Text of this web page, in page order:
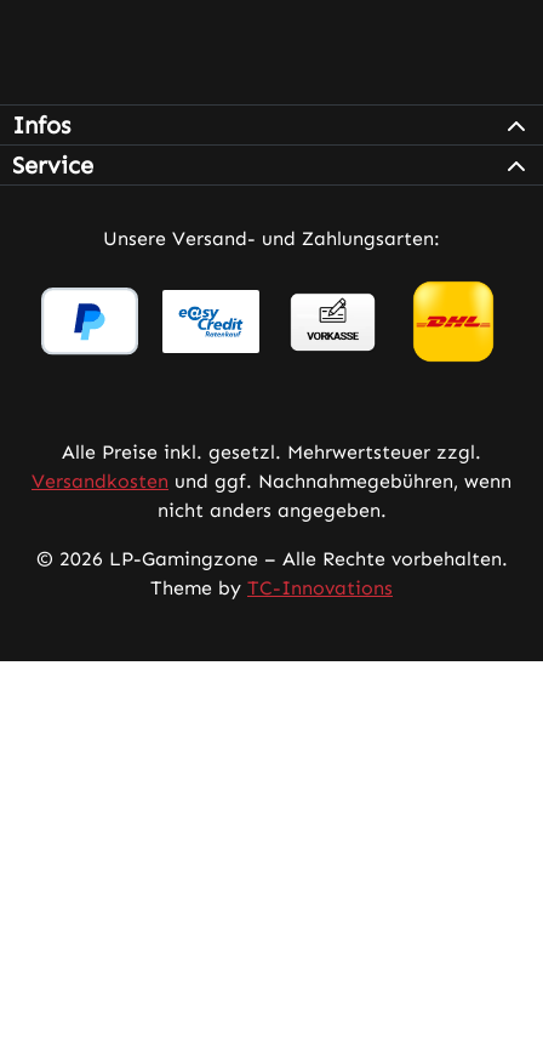
Infos
Service
Unsere Versand- und Zahlungsarten:
Alle Preise inkl. gesetzl. Mehrwertsteuer zzgl.
Versandkosten und ggf. Nachnahmegebühren, wenn
nicht anders angegeben.
© 2026 LP-Gamingzone – Alle Rechte vorbehalten.
Theme by TC-Innovations